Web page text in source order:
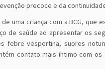
precoce e da
uma criança com a BCG, que
de saúde ao apresentar os
febre vespertina, suores
contato mais íntimo com